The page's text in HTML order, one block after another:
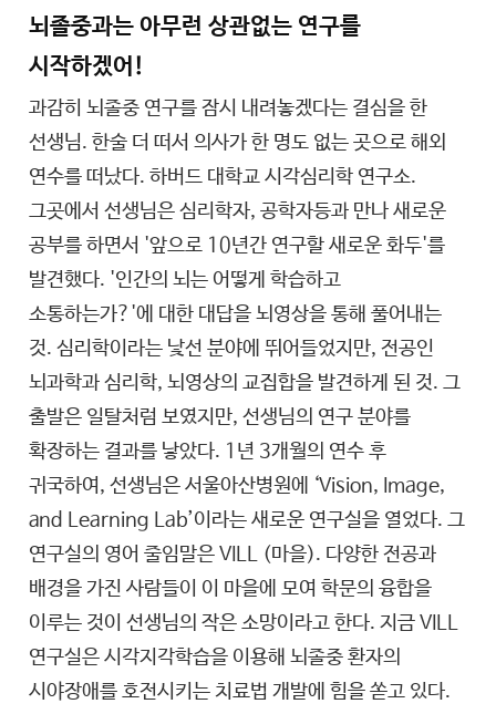
뇌졸중과는 아무런 상관없는 연구를
시작하겠어!
과감히 뇌졸중 연구를 잠시 내려놓겠다는 결심을 한
선생님. 한술 더 떠서 의사가 한 명도 없는 곳으로 해외
연수를 떠났다. 하버드 대학교 시각심리학 연구소.
그곳에서 선생님은 심리학자, 공학자등과 만나 새로운
공부를 하면서 '앞으로 10년간 연구할 새로운 화두'를
발견했다. '인간의 뇌는 어떻게 학습하고
소통하는가?'에 대한 대답을 뇌영상을 통해 풀어내는
것. 심리학이라는 낯선 분야에 뛰어들었지만, 전공인
뇌과학과 심리학, 뇌영상의 교집합을 발견하게 된 것. 그
출발은 일탈처럼 보였지만, 선생님의 연구 분야를
확장하는 결과를 낳았다. 1년 3개월의 연수 후
귀국하여, 선생님은 서울아산병원에 ‘Vision, Image,
and Learning Lab’이라는 새로운 연구실을 열었다. 그
연구실의 영어 줄임말은 VILL (마을). 다양한 전공과
배경을 가진 사람들이 이 마을에 모여 학문의 융합을
이루는 것이 선생님의 작은 소망이라고 한다. 지금 VILL
연구실은 시각지각학습을 이용해 뇌졸중 환자의
시야장애를 호전시키는 치료법 개발에 힘을 쏟고 있다.